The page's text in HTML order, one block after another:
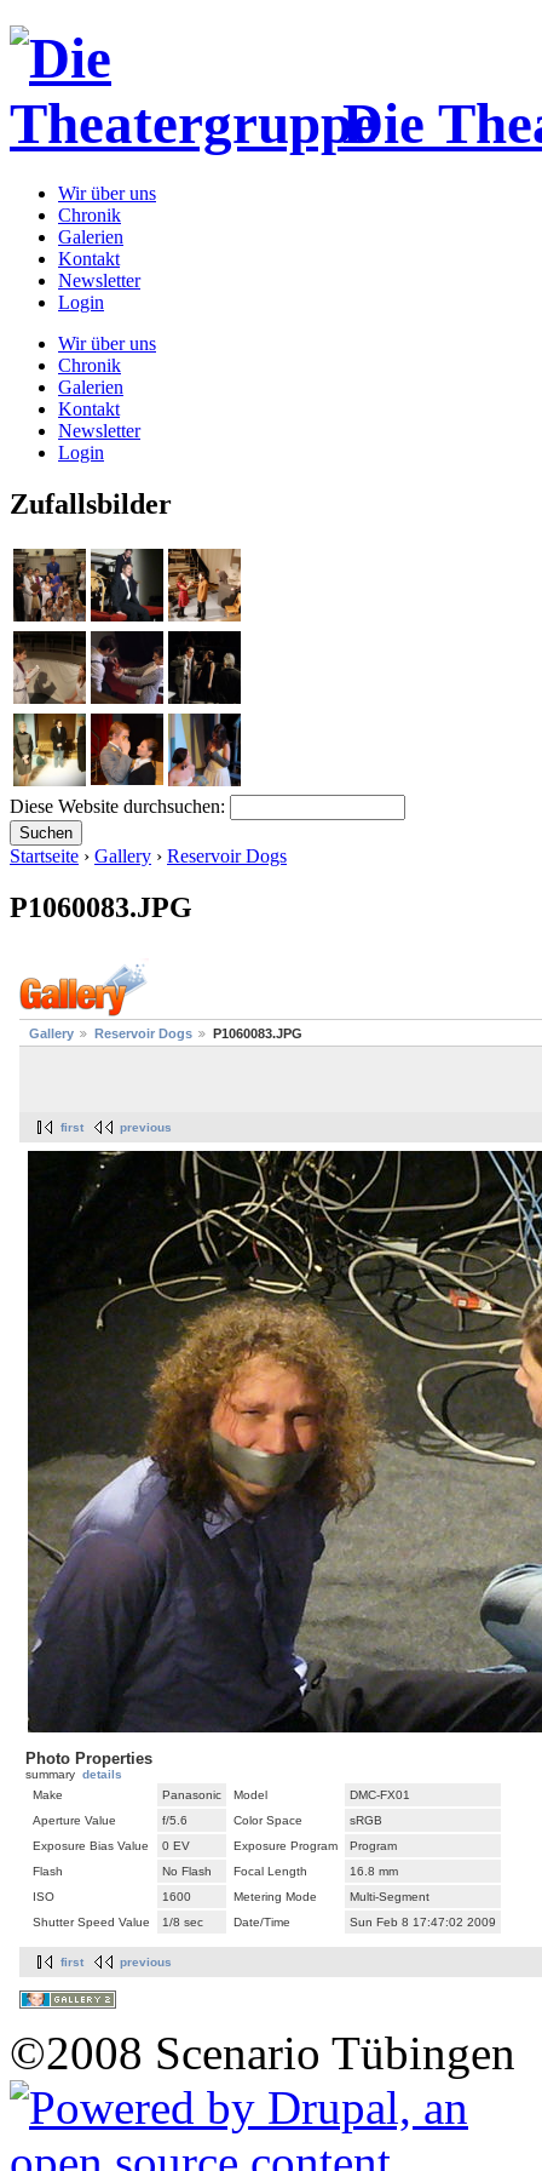
Die
Wir über uns
Chronik
Galerien
Kontakt
Newsletter
Login
Wir über uns
Chronik
Galerien
Kontakt
Newsletter
Login
Zufallsbilder
Diese Website durchsuchen:
Startseite › Gallery › Reservoir Dogs
P1060083.JPG
Gallery Reservoir Dogs P1060083.JPG
first previous
Photo Properties
summary details
Make
Panasonic Model
DMC-FX01
Aperture Value
f/5.6 Color Space
sRGB
Exposure Bias Value
0 EV Exposure Program
Program
Flash
No Flash Focal Length
16.8 mm
ISO
1600 Metering Mode
Multi-Segment
Shutter Speed Value
1/8 sec Date/Time Sun Feb 8 17:47:02 2009
first previous
©2008 Scenario Tübingen